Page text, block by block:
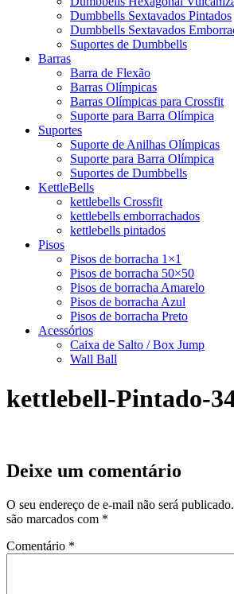
Dumbbells Sextavados Pintados
Dumbbells Sextavados
Suportes de Dumbbells
Barras
Barra de Flexão
Barras Olímpicas
Barras Olímpicas para Crossfit
Suporte para Barra Olímpica
Suportes
Suporte de Anilhas Olímpicas
Suporte para Barra Olímpica
Suportes de Dumbbells
KettleBells
kettlebells Crossfit
kettlebells emborrachados
kettlebells pintados
Pisos
Pisos de borracha 1×1
Pisos de borracha 50×50
Pisos de borracha Amarelo
Pisos de borracha Azul
Pisos de borracha Preto
Acessórios
Caixa de Salto / Box Jump
Wall Ball
kettlebell-Pintado-
Deixe um comentário
O seu endereço de e-mail não será publicado.
são marcados com *
Comentário *